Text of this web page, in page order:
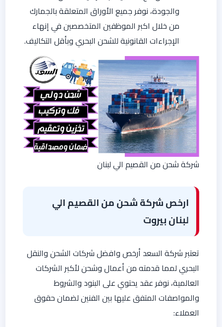
والجودة، نوفر جميع الأوراق المتعلقة بالجمارك
من خلال اكبر الموظفين المتخصصين في إنهاء
الإجراءات القانونية للشحن البحري وبأقل التكاليف.
شركة شحن من القصيم الي لبنان
ارخص شركة شحن من القصيم الي
لبنان بيروت
تعتبر شركة السعد أرخص وافضل شركات الشحن والنقل
البحري لمما قدمته من أعمال وشحن لأكبر الشركات
العالمية، نوفر عقد يحتوي على البنود والشروط
والمواصفات المتفق عليها بين الفنين لضمان حقوق
العملاء: